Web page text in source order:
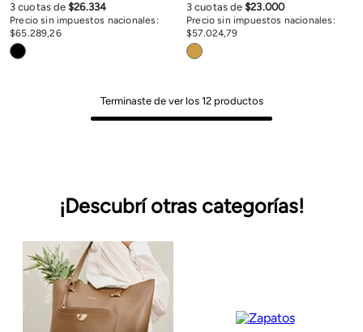
Precio sin impuestos nacionales:
$65.289,26
3 cuotas de$26.334
Precio sin impuestos nacionales:
$57.024,79
3 cuotas de$23.000
Terminaste de ver los 12productos
¡Descubrí otras categorías!